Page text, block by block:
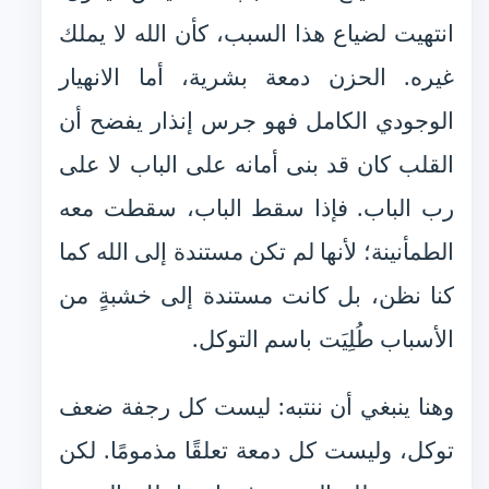
انتهيت لضياع هذا السبب، كأن الله لا يملك
غيره. الحزن دمعة بشرية، أما الانهيار
الوجودي الكامل فهو جرس إنذار يفضح أن
القلب كان قد بنى أمانه على الباب لا على
رب الباب. فإذا سقط الباب، سقطت معه
الطمأنينة؛ لأنها لم تكن مستندة إلى الله كما
كنا نظن، بل كانت مستندة إلى خشبةٍ من
الأسباب طُلِيَت باسم التوكل.
وهنا ينبغي أن ننتبه: ليست كل رجفة ضعف
توكل، وليست كل دمعة تعلقًا مذمومًا. لكن